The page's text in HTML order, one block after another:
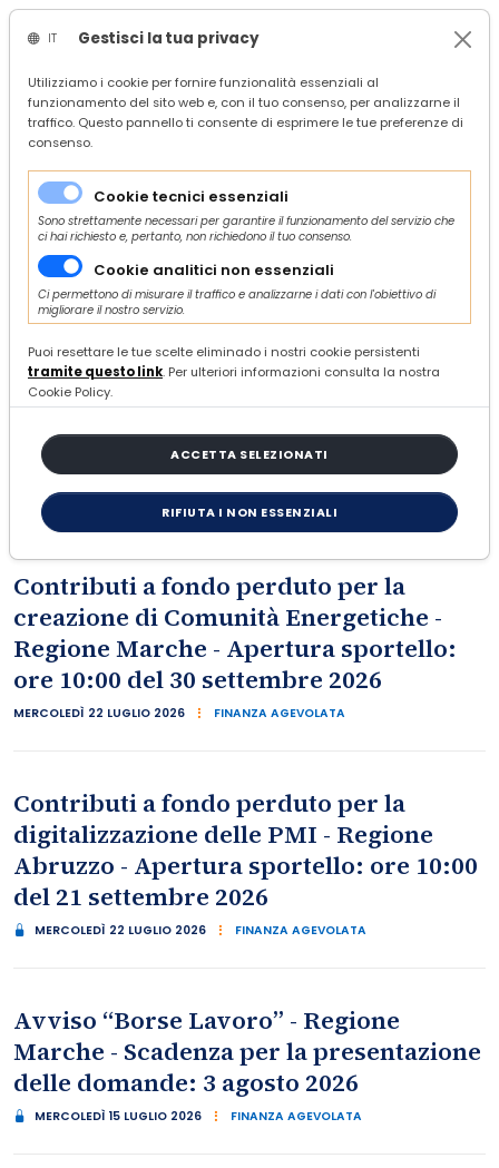
/ Confindustria Servizi
/ search
/
41 ARTICOLI
ORDINA E FILTRA
Nuovo bando "Fondo di contrasto alla
deindustrializzazione" - Proroga
apertura Sportello: ore 12:00 del 28
settembre 2026
LUNEDÌ 27 LUGLIO 2026 FINANZA AGEVOLATA
Contributi a fondo perduto per la
creazione di Comunità Energetiche -
Regione Marche - Apertura sportello:
ore 10:00 del 30 settembre 2026
MERCOLEDÌ 22 LUGLIO 2026 FINANZA AGEVOLATA
Contributi a fondo perduto per la
digitalizzazione delle PMI - Regione
Abruzzo - Apertura sportello: ore 10:00
del 21 settembre 2026
MERCOLEDÌ 22 LUGLIO 2026 FINANZA AGEVOLATA
Avviso “Borse Lavoro” - Regione
Marche - Scadenza per la presentazione
delle domande: 3 agosto 2026
MERCOLEDÌ 15 LUGLIO 2026 FINANZA AGEVOLATA
IT Gestisci la tua privacy
Utilizziamo i cookie per fornire funzionalità essenziali al
funzionamento del sito web e, con il tuo consenso, per analizzarne il
traffico. Questo pannello ti consente di esprimere le tue preferenze di
consenso.
Cookie tecnici essenziali
Sono strettamente necessari per garantire il funzionamento del servizio che
ci hai richiesto e, pertanto, non richiedono il tuo consenso.
Cookie analitici non essenziali
Ci permettono di misurare il traffico e analizzarne i dati con l'obiettivo di
migliorare il nostro servizio.
Puoi resettare le tue scelte eliminado i nostri cookie persistenti
tramite questo link. Per ulteriori informazioni consulta la nostra
Cookie Policy.
ACCETTA SELEZIONATI
RIFIUTA I NON ESSENZIALI